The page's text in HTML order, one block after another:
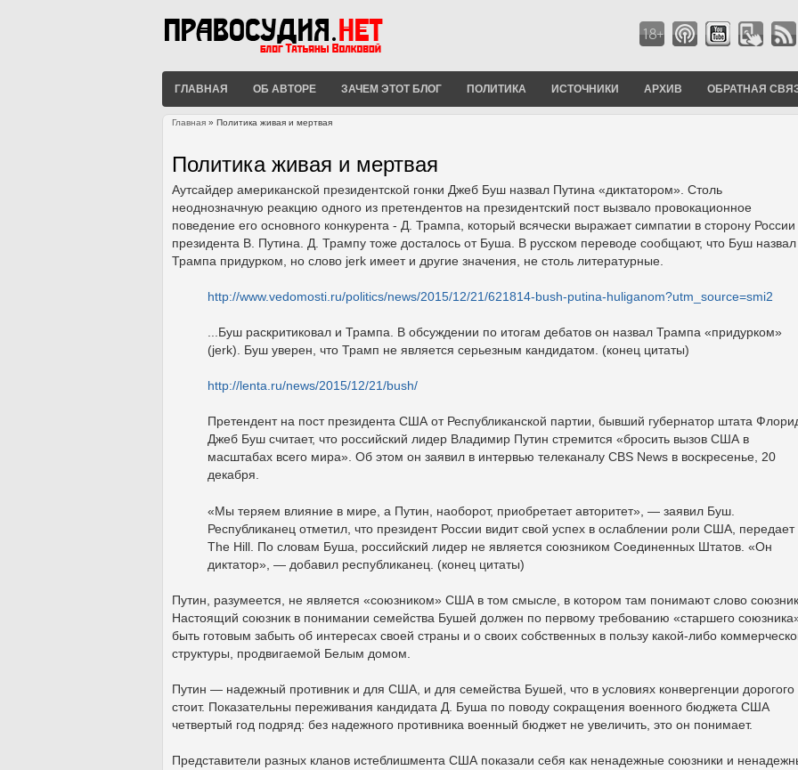
ГЛАВНАЯ ОБ АВТОРЕ ЗАЧЕМ ЭТОТ БЛОГ ПОЛИТИКА ИСТОЧНИКИ АРХИВ ОБРАТНАЯ
Главная » Политика живая и мертвая
Политика живая и мертвая
Аутсайдер американской президентской гонки Джеб Буш назвал Путина «диктатором». Столь
неоднозначную реакцию одного из претендентов на президентский пост вызвало провокационное
поведение его основного конкурента - Д. Трампа, который всячески выражает симпатии в сторону России
президента В. Путина. Д. Трампу тоже досталось от Буша. В русском переводе сообщают, что Буш назвал
Трампа придурком, но слово jerk имеет и другие значения, не столь литературные.
http://www.vedomosti.ru/politics/news/2015/12/21/621814-bush-putina-huliganom?utm_source=smi2
...Буш раскритиковал и Трампа. В обсуждении по итогам дебатов он назвал Трампа «придурком»
(jerk). Буш уверен, что Трамп не является серьезным кандидатом. (конец цитаты)
http://lenta.ru/news/2015/12/21/bush/
Претендент на пост президента США от Республиканской партии, бывший губернатор штата
Джеб Буш считает, что российский лидер Владимир Путин стремится «бросить вызов США в
масштабах всего мира». Об этом он заявил в интервью телеканалу CBS News в воскресенье, 20
декабря.
«Мы теряем влияние в мире, а Путин, наоборот, приобретает авторитет», — заявил Буш.
Республиканец отметил, что президент России видит свой успех в ослаблении роли США, передает
The Hill. По словам Буша, российский лидер не является союзником Соединенных Штатов. «Он
диктатор», — добавил республиканец. (конец цитаты)
Путин, разумеется, не является «союзником» США в том смысле, в котором там понимают слово союзник.
Настоящий союзник в понимании семейства Бушей должен по первому требованию «старшего
быть готовым забыть об интересах своей страны и о своих собственных в пользу какой-либо
структуры, продвигаемой Белым домом.
Путин — надежный противник и для США, и для семейства Бушей, что в условиях конвергенции дорогого
стоит. Показательны переживания кандидата Д. Буша по поводу сокращения военного бюджета США
четвертый год подряд: без надежного противника военный бюджет не увеличить, это он понимает.
Представители разных кланов истеблишмента США показали себя как ненадежные союзники и